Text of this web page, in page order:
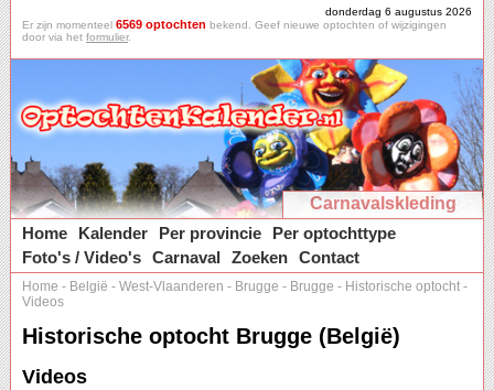
donderdag 6 augustus 2026
Er zijn momenteel 6569 optochten bekend. Geef nieuwe optochten of wijzigingen
door via het formulier.
Carnavalskleding
Home
Kalender Per provincie
Per optochttype
Foto's / Video's Carnaval Zoeken Contact
Home - België - West-Vlaanderen - Brugge - Brugge - Historische optocht -
Videos
Historische optocht Brugge (België)
Videos